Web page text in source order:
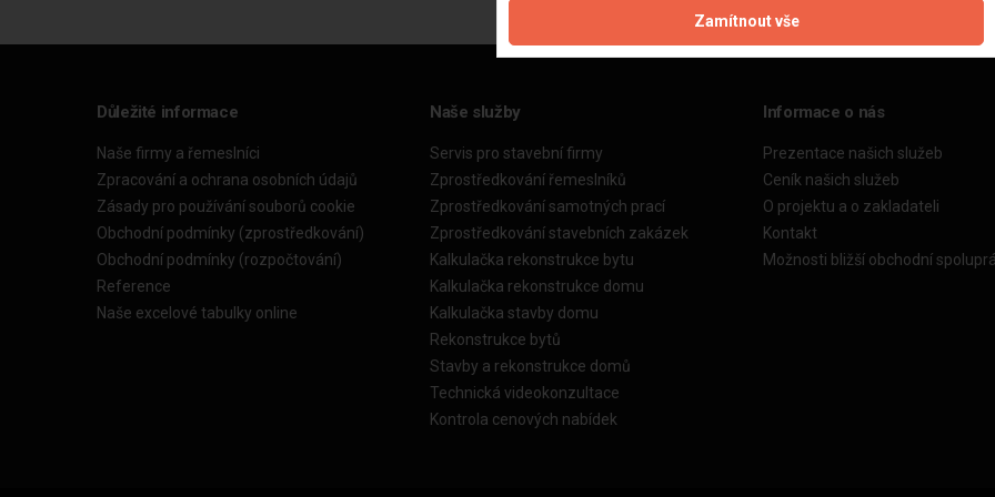
Důležité informace
Naše firmy a řemeslníci
Zpracování a ochrana osobních údajů
Zásady pro používání souborů cookie
Obchodní podmínky (zprostředkování)
Obchodní podmínky (rozpočtování)
Reference
Naše excelové tabulky online
Naše služby
Servis pro stavební firmy
Zprostředkování řemeslníků
Zprostředkování samotných prací
Zprostředkování stavebních zakázek
Kalkulačka rekonstrukce bytu
Kalkulačka rekonstrukce domu
Kalkulačka stavby domu
Rekonstrukce bytů
Stavby a rekonstrukce domů
Technická videokonzultace
Kontrola cenových nabídek
Informace o nás
Prezentace našich služeb
Ceník našich služeb
O projektu a o zakladateli
Kontakt
Možnosti bližší obchodní
Zamítnout vše